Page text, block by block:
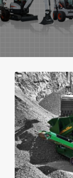
Implementos
Peças
Contactos
Angola